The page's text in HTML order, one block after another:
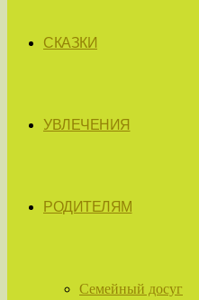
СКАЗКИ
УВЛЕЧЕНИЯ
РОДИТЕЛЯМ
Семейный досуг